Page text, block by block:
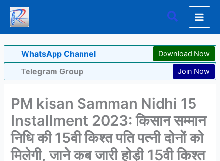
Skip
content
Search
WhatsApp Channel Download Now
Telegram Group Join Now
PM kisan Samman Nidhi 15
Installment 2023: किसान सम्मान
निधि की 15वी किश्त पति पत्नी दोनों को
मिलेगी, जाने कब जारी होड़ी 15वी किश्त